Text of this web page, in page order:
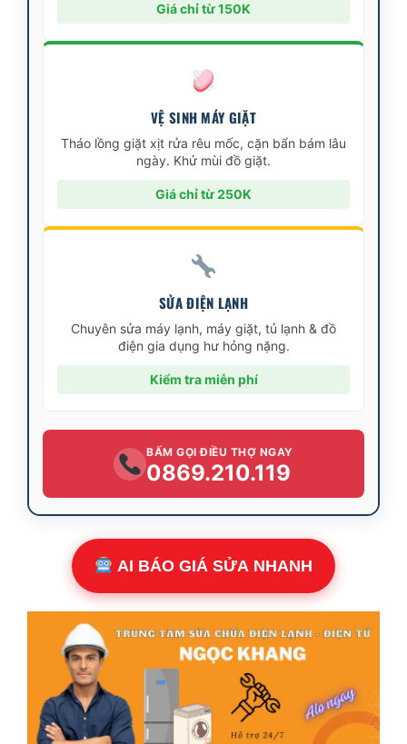
Giá chỉ từ 150K
VỆ SINH MÁY GIẶT
Tháo lồng giặt xịt rửa rêu mốc, cặn bẩn bám lâu
ngày. Khử mùi đồ giặt.
Giá chỉ từ 250K
SỬA ĐIỆN LẠNH
Chuyên sửa máy lạnh, máy giặt, tủ lạnh & đồ
điện gia dụng hư hỏng nặng.
Kiểm tra miễn phí
BẤM GỌI ĐIỀU THỢ NGAY
0869.210.119
AI BÁO GIÁ SỬA NHANH